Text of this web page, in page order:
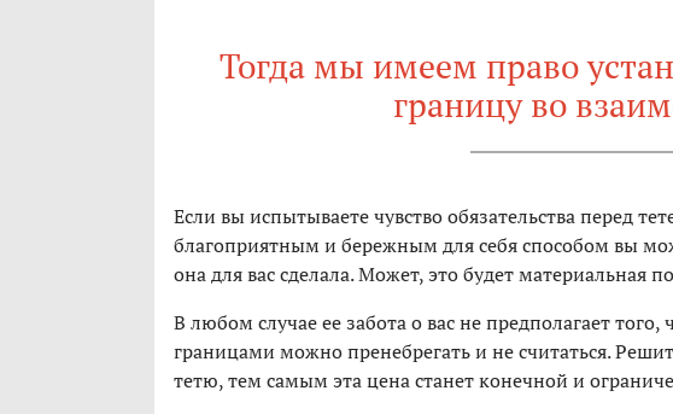
Тогда мы имеем право
границу во
Если вы испытываете чувство обязательства перед
благоприятным и бережным для себя способом вы
она для вас сделала. Может, это будет материальная
В любом случае ее забота о вас не предполагает
границами можно пренебрегать и не считаться.
тетю, тем самым эта цена станет конечной и